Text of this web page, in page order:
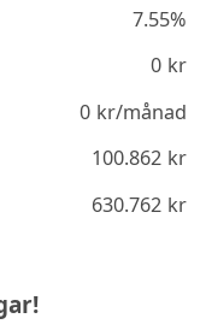
7.55%
0kr
0kr/månad
100.862kr
630.762kr